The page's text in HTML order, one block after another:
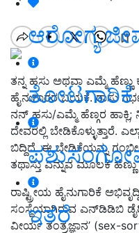
ಆರೋಗ್ಯ
ತೋಟಗಾರಿಕೆ
ಇತರೆ
ತನ್ನ ಹಸು ಅಥವಾ ಎಮ್ಮೆ ಹೆಣ್ಣು
ಹೈನುಗಾರರ ಬಯಕೆ. ರಾಸು
ನನ್ ಹಸು/ಎಮ್ಮೆ ಹೆಣ್ಗರ ಹಾಕ್ಲಿ;
ದೇವರಲ್ಲಿ ಬೇಡಿಕೊಳ್ಳುತ್ತಾರೆ.
ಬಿದ್ದಿದೆ. ಈ ಬೇಡಿಕೆಯನ್ನು
ತಥಾಸ್ತು ಎನ್ನುವ ಮೂಲಕ
ರಾಷ್ಟ್ರೀಯ ಹೈನುಗಾರಿಕೆ
ಸಂಸ್ಥೆಯಾಗಿರುವ ಎನ್‌ಡಿಡಿಬಿ
ವೀರ್ಯ ತಂತ್ರಜ್ಞಾನ’ (sex-